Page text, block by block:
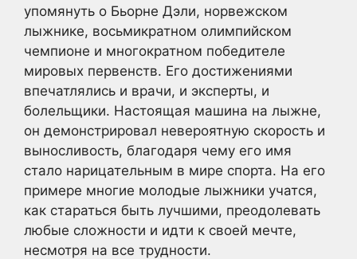
упомянуть о Бьорне Дэли, норвежском
лыжнике, восьмикратном олимпийском
чемпионе и многократном победителе
мировых первенств. Его достижениями
впечатлялись и врачи, и эксперты, и
болельщики. Настоящая машина на лыжне,
он демонстрировал невероятную скорость и
выносливость, благодаря чему его имя
стало нарицательным в мире спорта. На его
примере многие молодые лыжники учатся,
как стараться быть лучшими, преодолевать
любые сложности и идти к своей мечте,
несмотря на все трудности.